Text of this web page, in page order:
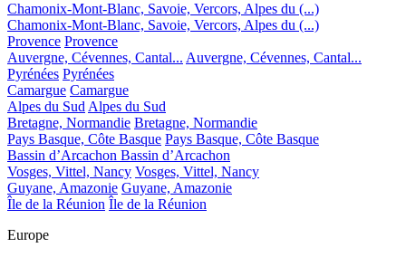
Chamonix-Mont-Blanc, Savoie, Vercors, Alpes du (...)
Chamonix-Mont-Blanc, Savoie, Vercors, Alpes du (...)
Provence Provence
Auvergne, Cévennes, Cantal... Auvergne, Cévennes, Cantal...
Pyrénées Pyrénées
Camargue Camargue
Alpes du SudAlpes du Sud
Bretagne, Normandie Bretagne, Normandie
Pays Basque, Côte Basque Pays Basque, Côte Basque
Bassin d’Arcachon Bassin d’Arcachon
Vosges, Vittel, Nancy Vosges, Vittel, Nancy
Guyane, Amazonie Guyane, Amazonie
Île de la Réunion Île de la Réunion
Europe